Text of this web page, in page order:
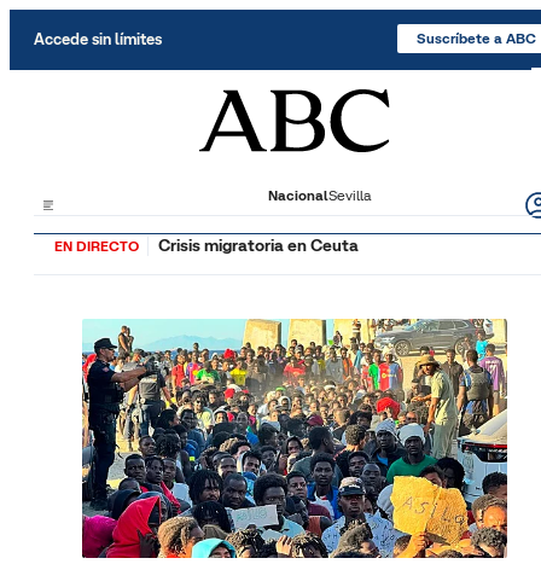
Accede sin límites Suscríbete a ABC
NacionalSevilla
EN DIRECTO Crisis migratoria en Ceuta